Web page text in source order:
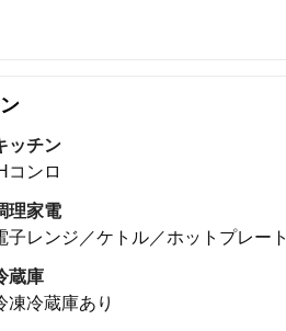
ッチン
コンロ
理家電
子レンジ／ケトル／ホットプレート
蔵庫
凍冷蔵庫あり